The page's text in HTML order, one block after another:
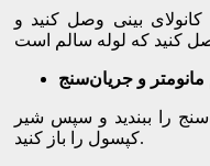
بینی وصل کنید و
مانومتر و جریان‌سنج
را ببندید و سپس شیر
کپسول را باز کنید.